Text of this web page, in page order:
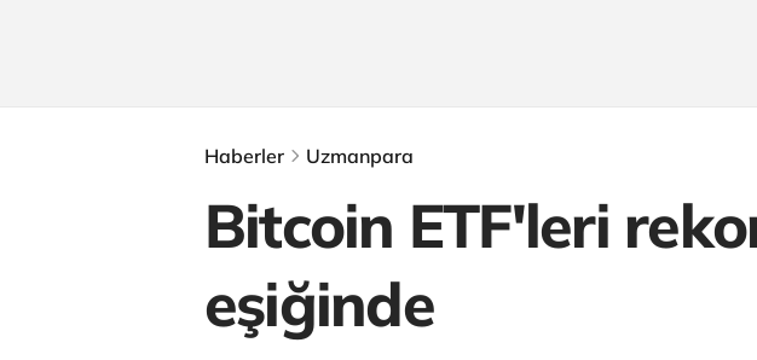
Haberler Uzmanpara
Bitcoin ETF'leri
eşiğinde